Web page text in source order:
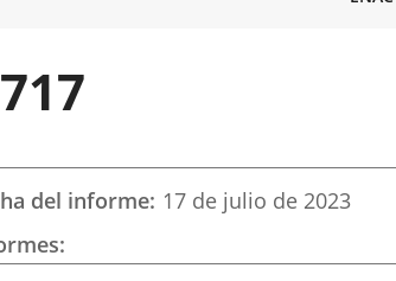
del informe 17 de julio de 2023